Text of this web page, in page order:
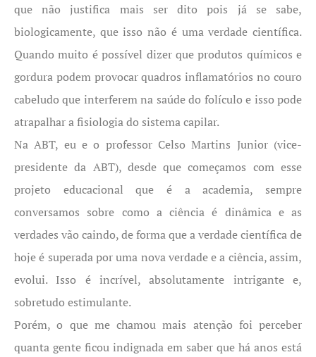
que não justifica mais ser dito pois já se sabe,
biologicamente, que isso não é uma verdade científica.
Quando muito é possível dizer que produtos químicos e
gordura podem provocar quadros inflamatórios no couro
cabeludo que interferem na saúde do folículo e isso pode
atrapalhar a fisiologia do sistema capilar.
Na ABT, eu e o professor Celso Martins Junior (vice-
presidente da ABT), desde que começamos com esse
projeto educacional que é a academia, sempre
conversamos sobre como a ciência é dinâmica e as
verdades vão caindo, de forma que a verdade científica de
hoje é superada por uma nova verdade e a ciência, assim,
evolui. Isso é incrível, absolutamente intrigante e,
sobretudo estimulante.
Porém, o que me chamou mais atenção foi perceber
quanta gente ficou indignada em saber que há anos está